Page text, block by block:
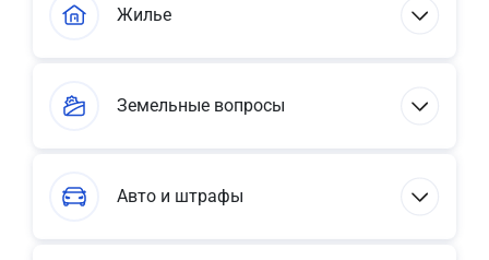
Жилье
Земельные вопросы
Авто и штрафы